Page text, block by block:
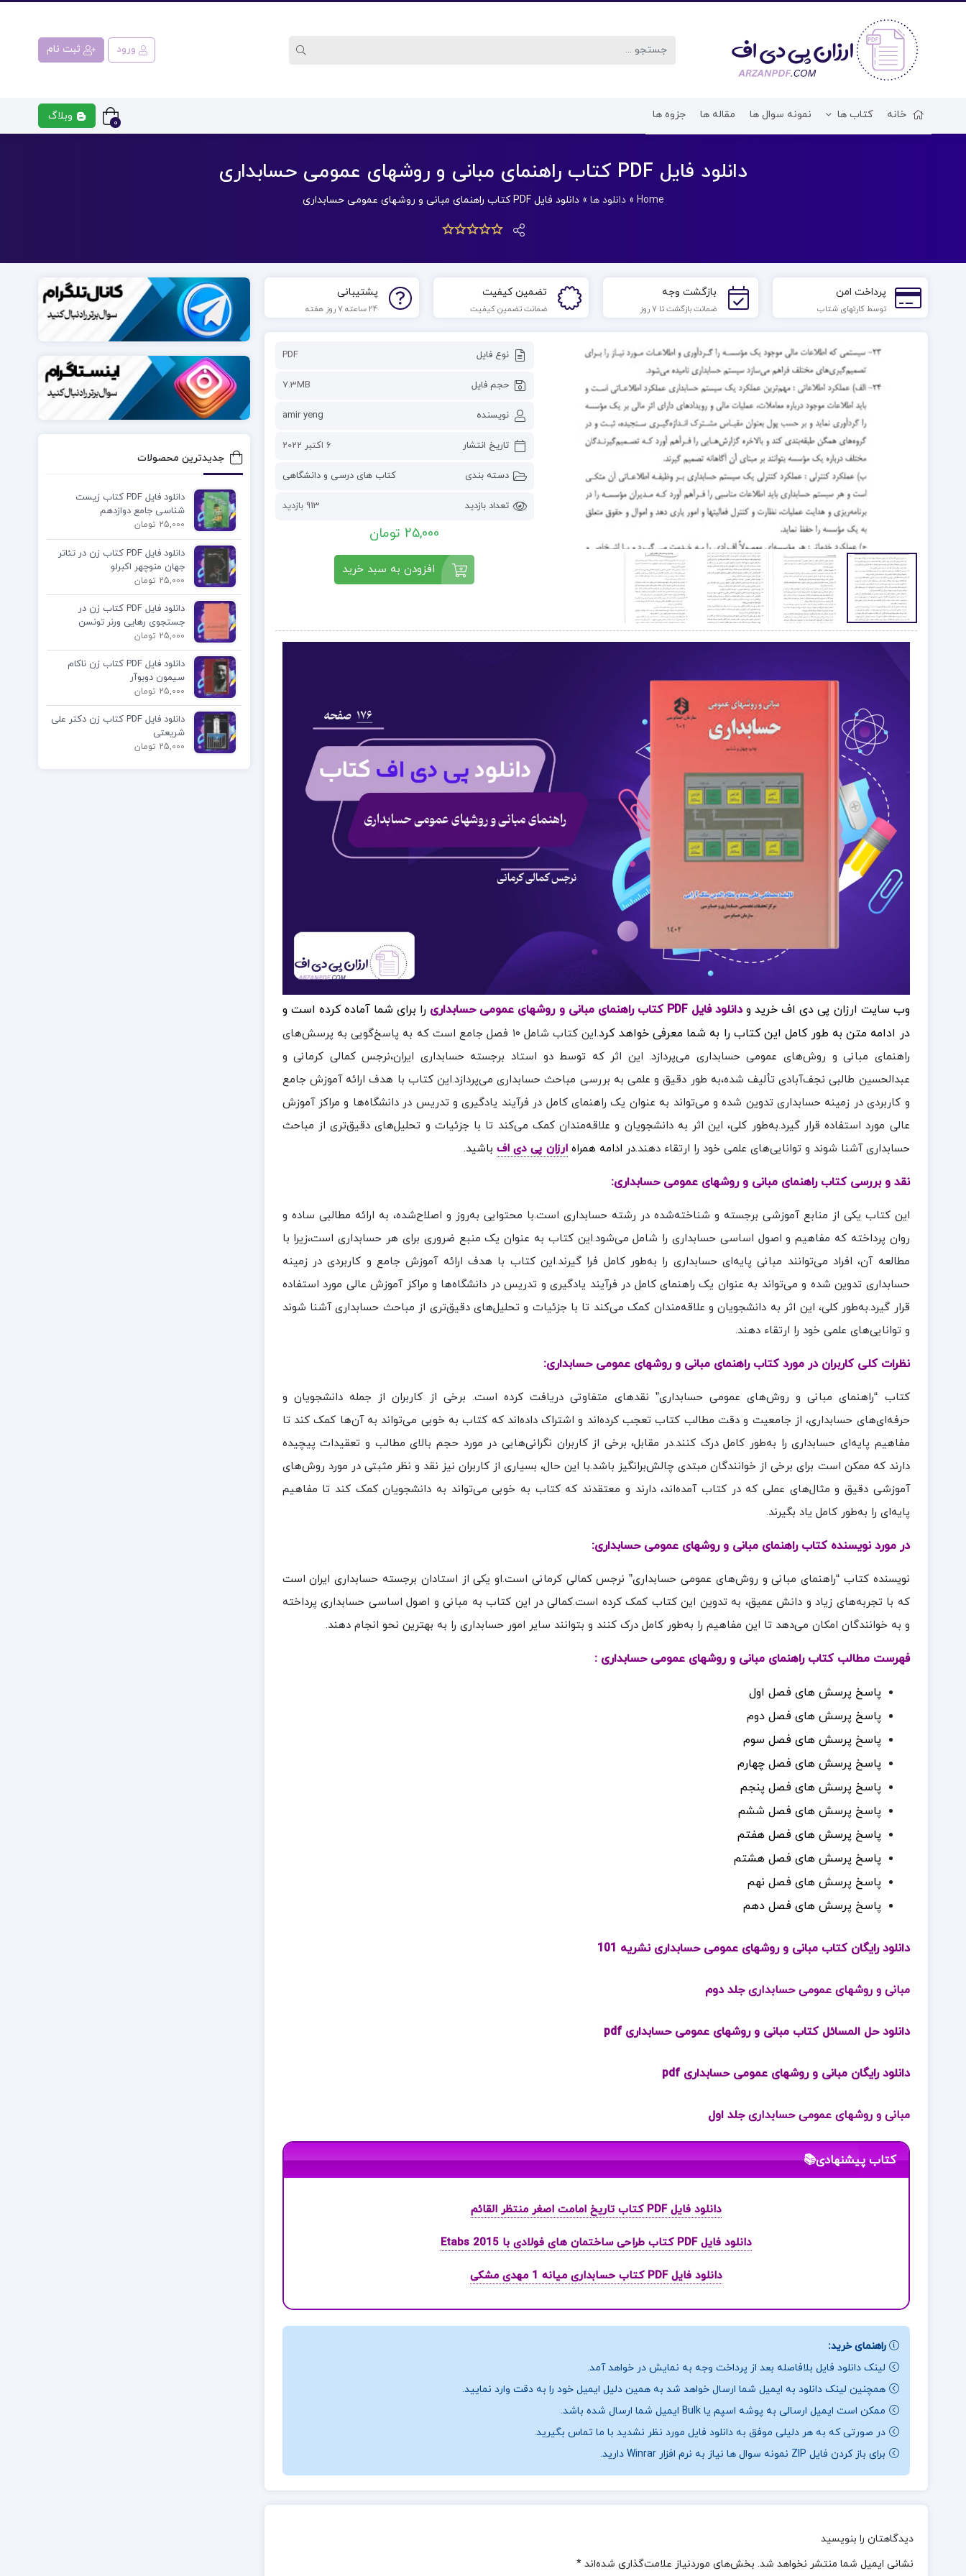
ورود ثبت نام
خانه کتاب ها نمونه سوال ها مقاله ها جزوه ها
0 وبلاگ
دانلود فایل PDF کتاب راهنمای مبانی و روشهای عمومی حسابداری
Home
»دانلود ها »دانلود فایل PDF کتاب راهنمای مبانی و روشهای عمومی حسابداری
پرداخت امن
توسط کارتهای شتاب
بازگشت وجه
ضمانت بازگشت تا 7 روز
تضمین کیفیت
ضمانت تضمین کیفیت
پشتیبانی
24 ساعته 7 روز هفته
نوع فایل PDF
حجم فایل 7.3MB
نویسنده amir yeng
تاریخ انتشار 6 اکتبر 2022
دسته بندی کتاب های درسی و دانشگاهی
تعداد بازدید 913 بازدید
25,000 تومان
افزودن به سبد خرید
وب سایت ارزان پی دی اف خرید ودانلود فایل PDF کتاب راهنمای مبانی و روشهای عمومی حسابداری
را برای شما آماده کرده است و
در ادامه متن به طور کامل این کتاب را به شما معرفی خواهد کرد.
این کتاب شامل ۱۰ فصل جامع است که به پاسخ‌گویی به پرسش‌های
راهنمای مبانی و روش‌های عمومی حسابداری می‌پردازد. این اثر که توسط دو استاد برجسته حسابداری ایران،نرجس کمالی کرمانی و
عبدالحسین طالبی نجف‌آبادی تألیف شده،به طور دقیق و علمی به بررسی مباحث حسابداری می‌پردازد.این کتاب با هدف ارائه آموزش جامع
و کاربردی در زمینه حسابداری تدوین شده و می‌تواند به عنوان یک راهنمای کامل در فرآیند یادگیری و تدریس در دانشگاه‌ها و مراکز آموزش
عالی مورد استفاده قرار گیرد.به‌طور کلی، این اثر به دانشجویان و علاقه‌مندان کمک می‌کند تا با جزئیات و تحلیل‌های دقیق‌تری از مباحث
حسابداری آشنا شوند و توانایی‌های علمی خود را ارتقاء دهند.در ادامه همراهارزان پی دی اف باشید.
نقد و بررسی کتاب راهنمای مبانی و روشهای عمومی حسابداری:
این کتاب یکی از منابع آموزشی برجسته و شناخته‌شده در رشته حسابداری است.با محتوایی به‌روز و اصلاح‌شده، به ارائه مطالبی ساده و
روان پرداخته که مفاهیم و اصول اساسی حسابداری را شامل می‌شود.این کتاب به عنوان یک منبع ضروری برای هر حسابداری است،زیرا با
مطالعه آن، افراد می‌توانند مبانی پایه‌ای حسابداری را به‌طور کامل فرا گیرند.این کتاب با هدف ارائه آموزش جامع و کاربردی در زمینه
حسابداری تدوین شده و می‌تواند به عنوان یک راهنمای کامل در فرآیند یادگیری و تدریس در دانشگاه‌ها و مراکز آموزش عالی مورد استفاده
قرار گیرد.به‌طور کلی، این اثر به دانشجویان و علاقه‌مندان کمک می‌کند تا با جزئیات و تحلیل‌های دقیق‌تری از مباحث حسابداری آشنا شوند
و توانایی‌های علمی خود را ارتقاء دهند.
نظرات کلی کاربران در مورد کتاب راهنمای مبانی و روشهای عمومی حسابداری:
کتاب “راهنمای مبانی و روش‌های عمومی حسابداری” نقدهای متفاوتی دریافت کرده است. برخی از کاربران از جمله دانشجویان و
حرفه‌ای‌های حسابداری، از جامعیت و دقت مطالب کتاب تعجب کرده‌اند و اشتراک داده‌اند که کتاب به خوبی می‌تواند به آن‌ها کمک کند تا
مفاهیم پایه‌ای حسابداری را به‌طور کامل درک کنند.در مقابل، برخی از کاربران نگرانی‌هایی در مورد حجم بالای مطالب و تعقیدات پیچیده
دارند که ممکن است برای برخی از خوانندگان مبتدی چالش‌برانگیز باشد.با این حال، بسیاری از کاربران نیز نقد و نظر مثبتی در مورد روش‌های
آموزشی دقیق و مثال‌های عملی که در کتاب آمده‌اند، دارند و معتقدند که کتاب به خوبی می‌تواند به دانشجویان کمک کند تا مفاهیم
پایه‌ای را به‌طور کامل یاد بگیرند.
در مورد نویسنده کتاب راهنمای مبانی و روشهای عمومی حسابداری:
نویسنده کتاب “راهنمای مبانی و روش‌های عمومی حسابداری” نرجس کمالی کرمانی است.او یکی از استادان برجسته حسابداری ایران است
که با تجربه‌های زیاد و دانش عمیق، به تدوین این کتاب کمک کرده است.کمالی در این کتاب به مبانی و اصول اساسی حسابداری پرداخته
و به خوانندگان امکان می‌دهد تا این مفاهیم را به‌طور کامل درک کنند و بتوانند سایر امور حسابداری را به بهترین نحو انجام دهند.
فهرست مطالب کتاب راهنمای مبانی و روشهای عمومی حسابداری :
پاسخ پرسش های فصل اول
پاسخ پرسش های فصل دوم
پاسخ پرسش های فصل سوم
پاسخ پرسش های فصل چهارم
پاسخ پرسش های فصل پنجم
پاسخ پرسش های فصل ششم
پاسخ پرسش های فصل هفتم
پاسخ پرسش های فصل هشتم
پاسخ پرسش های فصل نهم
پاسخ پرسش های فصل دهم
دانلود رایگان کتاب مبانی و روشهای عمومی حسابداری نشریه 101
مبانی و روشهای عمومی حسابداریجلد دوم
دانلود حل المسائل کتاب مبانی و روشهای عمومی حسابداری pdf
دانلود رایگان مبانی و روشهای عمومی حسابداری pdf
مبانی و روشهای عمومی حسابداریجلد اول
کتاب پیشنهادی📚
دانلود فایل PDF کتاب تاریخ امامت اصغر منتظر القائم
دانلود فایل PDF کتاب طراحی ساختمان های فولادی با Etabs 2015
دانلود فایل PDF کتاب حسابداری میانه 1 مهدی مشکی
راهنمای خرید:
لینک دانلود فایل بلافاصله بعد از پرداخت وجه به نمایش در خواهد آمد.
همچنین لینک دانلود به ایمیل شما ارسال خواهد شد به همین دلیل ایمیل خود را به دقت وارد نمایید.
ممکن است ایمیل ارسالی به پوشه اسپم یا Bulk ایمیل شما ارسال شده باشد.
در صورتی که به هر دلیلی موفق به دانلود فایل مورد نظر نشدید با ما تماس بگیرید.
برای باز کردن فایل ZIP نمونه سوال ها نیاز به نرم افزار Winrar دارید.
دیدگاهتان را بنویسید
نشانی ایمیل شما منتشر نخواهد شد. بخش‌های موردنیاز علامت‌گذاری شده‌اند*
جدیدترین محصولات
دانلود فایل PDF کتاب زیست
شناسی جامع دوازدهم
25,000 تومان
دانلود فایل PDF کتاب زن در تئاتر
جهان منوچهر اکبرلو
25,000 تومان
دانلود فایل PDF کتاب زن در
جستجوی رهایی ورنر تونسن
25,000 تومان
دانلود فایل PDF کتاب زن ناکام
سیمون دوبوآر
25,000 تومان
دانلود فایل PDF کتاب زن دکتر علی
شریعتی
25,000 تومان